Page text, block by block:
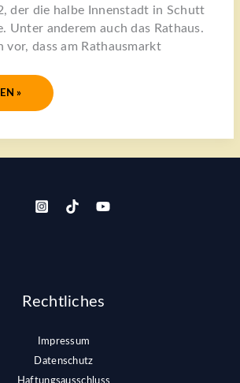
der die halbe Innenstadt in Schutt
Unter anderem auch das Rathaus.
vor, dass am Rathausmarkt
»
Rechtliches
Impressum
Datenschutz
Haftungsausschluss